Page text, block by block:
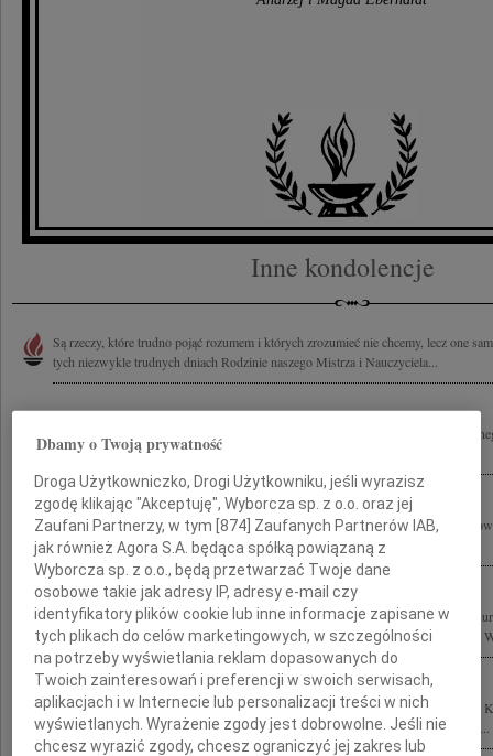
Inne kondolencje
Są rzeczy, które trudno pojąć rozumem i których zrozumieć nie chcemy, lecz one
tych niezwykle trudnych dniach Rodzinie naszego Mistrza i Nauczyciela...
Wyrazy głębokiego współczucia z powodu śmierci wspaniałego Człowieka,
Stefana Kuryłowicza Rodzinie, Współpracownikom oraz Przyjaciołom...
6 czerwca 2011 roku zginął tragicznie wspaniały Kolega i Przyjaciel Stefan
zza oceanu łączymy się myślami ze wszystkimi, których ta tragedia boleśnie...
Z powodu tragicznej śmierci naszego Kolegi, wybitnego architekta prof. Stefana
Przyjaciołom oraz Współpracownikom składamy wyrazy głębokiego współczucia.
Z wielkim smutkiem i żalem żegnam tragicznie zmarłego Kolegę profesora
tragedii składam wyrazy współczucia prof. Ewie Kuryłowicz wszystkim Bliskim i...
Dbamy o Twoją prywatność
Droga Użytkowniczko, Drogi Użytkowniku, jeśli wyrazisz
zgodę klikając "Akceptuję", Wyborcza sp. z o.o. oraz jej
Zaufani Partnerzy, w tym [874] Zaufanych Partnerów IAB,
jak również Agora S.A. będąca spółką powiązaną z
Wyborcza sp. z o.o., będą przetwarzać Twoje dane
osobowe takie jak adresy IP, adresy e-mail czy
identyfikatory plików cookie lub inne informacje zapisane w
tych plikach do celów marketingowych, w szczególności
na potrzeby wyświetlania reklam dopasowanych do
Twoich zainteresowań i preferencji w swoich serwisach,
aplikacjach i w Internecie lub personalizacji treści w nich
wyświetlanych. Wyrażenie zgody jest dobrowolne. Jeśli nie
chcesz wyrazić zgody, chcesz ograniczyć jej zakres lub